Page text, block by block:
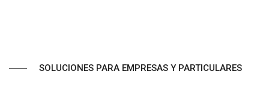
SOLUCIONES PARA EMPRESAS Y PARTICULARES